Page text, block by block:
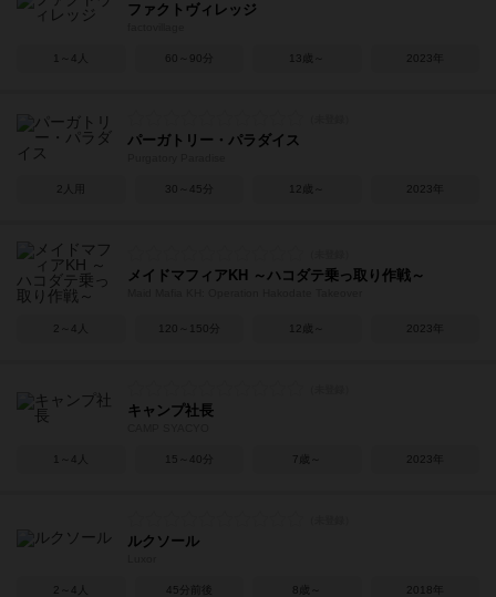
ファクトヴィレッジ
1～4人 60～90分 13歳～ 2023年
パーガトリー・パラダイス
2人用 30～45分 12歳～ 2023年
メイドマフィアKH ～ハコダテ乗っ取り作戦～
2～4人 120～150分 12歳～ 2023年
キャンプ社長
1～4人 15～40分 7歳～ 2023年
ルクソール
2～4人 45分前後 8歳～ 2018年